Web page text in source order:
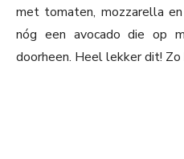
met tomaten, mozzarella
nóg een avocado die op
doorheen. Heel lekker dit! Zo